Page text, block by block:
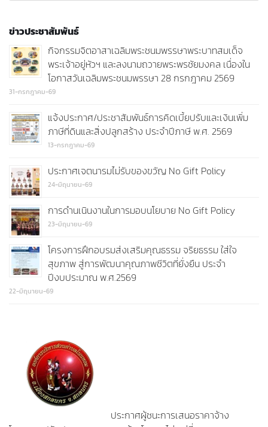
ข่าวประชาสัมพันธ์
กิจกรรมจิตอาสาเฉลิมพระชนมพรรษาพระบาทสมเด็จ
พระเจ้าอยู่หัวฯ และลงนามถวายพระพรชัยมงคล เนื่องใน
โอกาสวันเฉลิมพระชนมพรรษา 28 กรกฎาคม 2569
31-กรกฎาคม-69
แจ้งประกาศ/ประชาสัมพันธ์การคิดเบี้ยปรับและเงินเพิ่ม
ภาษีที่ดินและสิ่งปลูกสร้าง ประจำปีภาษี พ.ศ. 2569
13-กรกฎาคม-69
ประกาศเจตนารมไม่รับของขวัญ No Gift Policy
24-มิถุนายน-69
การดำนเนินงานในการมอบนโยบาย No Gift Policy
23-มิถุนายน-69
โครงการฝึกอบรมส่งเสริมคุณธรรม จริยธรรม ใส่ใจ
สุขภาพ สู่การพัฒนาคุณภาพชีวิตที่ยั่งยืน ประจำ
ปีงบประมาณ พ.ศ.2569
22-มิถุนายน-69
ประกาศผู้ชนะการเสนอราคาจ้าง